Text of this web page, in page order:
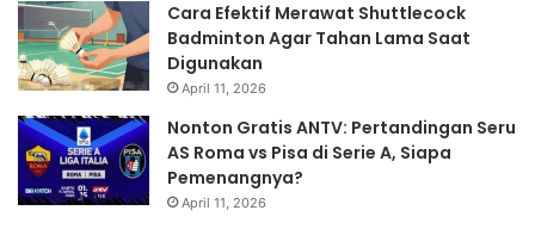
Cara Efektif Merawat Shuttlecock
Badminton Agar Tahan Lama Saat
Digunakan
April 11, 2026
Nonton Gratis ANTV: Pertandingan Seru
AS Roma vs Pisa di Serie A, Siapa
Pemenangnya?
April 11, 2026